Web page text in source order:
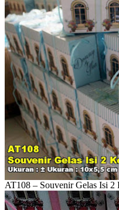
AT108 – Souvenir Gelas Isi 2